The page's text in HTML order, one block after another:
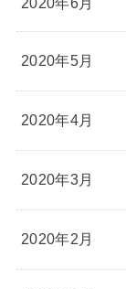
2020年5月
2020年4月
2020年3月
2020年2月